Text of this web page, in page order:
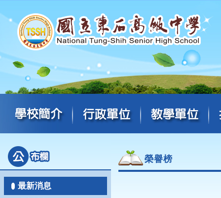
最新消息
榮譽榜